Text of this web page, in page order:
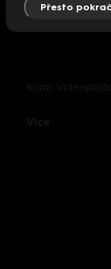
Krimi
Více
Přesto